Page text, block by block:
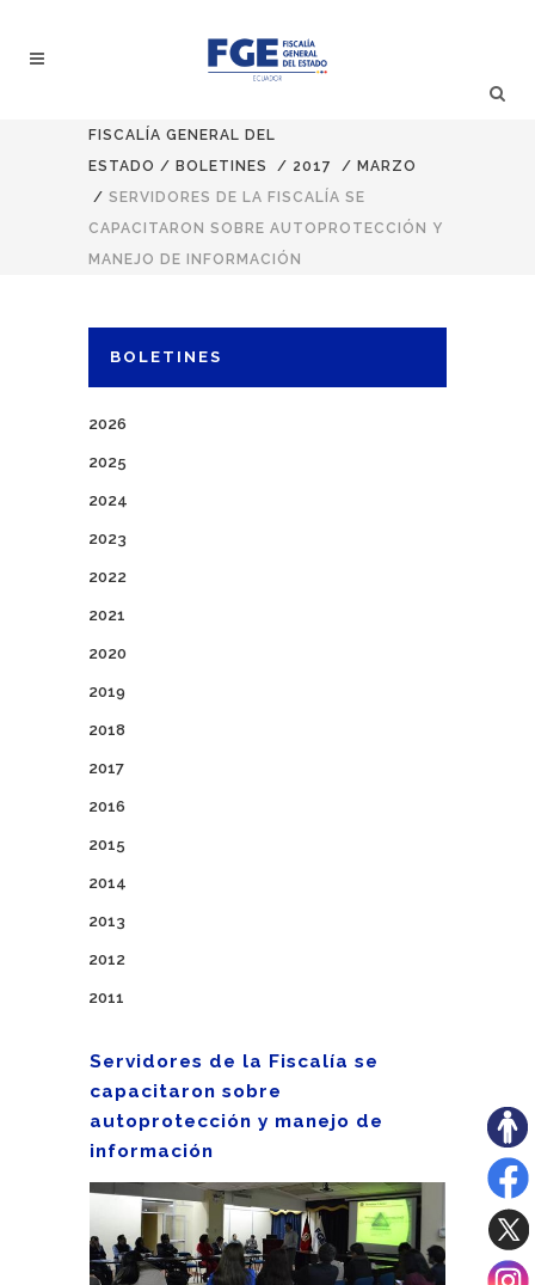
FISCALÍA GENERAL DEL
ESTADO / BOLETINES / 2017 / MARZO
/ SERVIDORES DE LA FISCALÍA SE
CAPACITARON SOBRE AUTOPROTECCIÓN Y
MANEJO DE INFORMACIÓN
BOLETINES
2026
2025
2024
2023
2022
2021
2020
2019
2018
2017
2016
2015
2014
2013
2012
2011
Servidores de la Fiscalía se
capacitaron sobre
autoprotección y manejo de
información